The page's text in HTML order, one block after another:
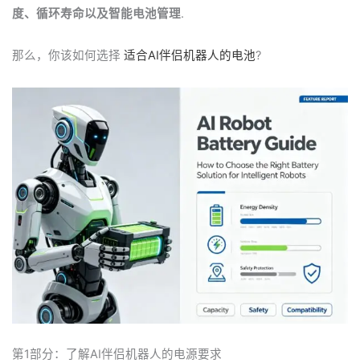
度、循环寿命以及智能电池管理.
那么，你该如何选择 适合AI伴侣机器人的电池?
第1部分：了解AI伴侣机器人的电源要求